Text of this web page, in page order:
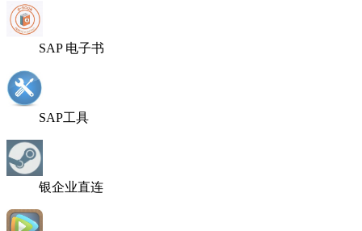
SAP 电子书
SAP工具
银企业直连